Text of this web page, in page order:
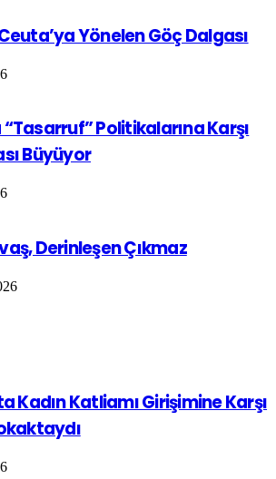
Yönelen Göç Dalgası
Politikalarına Karşı
Büyüyor
Derinleşen Çıkmaz
Kadın Katliamı Girişimine Karşı